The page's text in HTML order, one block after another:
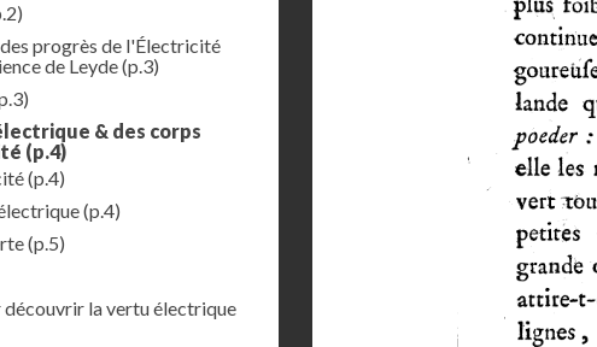
progrès de l'Électricité
de Leyde(p.3)
& des corps
(p.4)
(p.4)
(p.4)
(p.5)
la vertu électrique